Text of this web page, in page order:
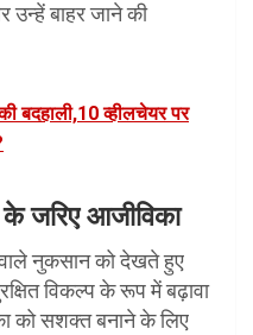
उन्हें बाहर जाने की
बदहाली,10 व्हीलचेयर पर
जरिए आजीविका
वाले नुकसान को देखते हुए
विकल्प के रूप में बढ़ावा
को सशक्त बनाने के लिए